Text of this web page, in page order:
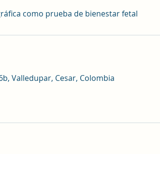
como prueba de bienestar fetal
Valledupar, Cesar, Colombia